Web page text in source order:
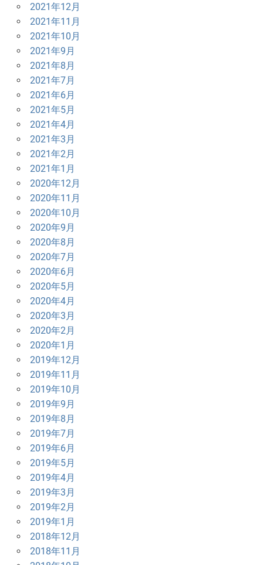
2021年12月
2021年11月
2021年10月
2021年9月
2021年8月
2021年7月
2021年6月
2021年5月
2021年4月
2021年3月
2021年2月
2021年1月
2020年12月
2020年11月
2020年10月
2020年9月
2020年8月
2020年7月
2020年6月
2020年5月
2020年4月
2020年3月
2020年2月
2020年1月
2019年12月
2019年11月
2019年10月
2019年9月
2019年8月
2019年7月
2019年6月
2019年5月
2019年4月
2019年3月
2019年2月
2019年1月
2018年12月
2018年11月